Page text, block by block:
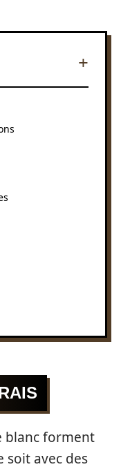
blanc forment
soit avec des